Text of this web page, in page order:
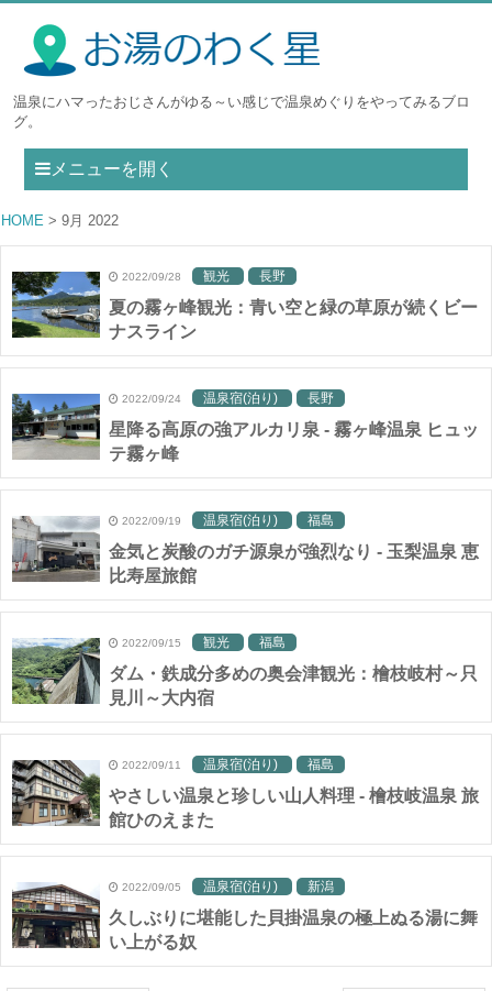
温泉にハマったおじさんがゆる～い感じで温泉めぐりをやってみるブロ
グ。
メニューを開く
HOME 9月 2022
2022/09/28 観光 長野
夏の霧ヶ峰観光：青い空と緑の草原が続くビー
ナスライン
2022/09/24 温泉宿(泊り) 長野
星降る高原の強アルカリ泉 - 霧ヶ峰温泉 ヒュッ
テ霧ヶ峰
2022/09/19 温泉宿(泊り) 福島
金気と炭酸のガチ源泉が強烈なり - 玉梨温泉 恵
比寿屋旅館
2022/09/15 観光 福島
ダム・鉄成分多めの奥会津観光：檜枝岐村～只
見川～大内宿
2022/09/11 温泉宿(泊り) 福島
やさしい温泉と珍しい山人料理 - 檜枝岐温泉 旅
館ひのえまた
2022/09/05 温泉宿(泊り) 新潟
久しぶりに堪能した貝掛温泉の極上ぬる湯に舞
い上がる奴